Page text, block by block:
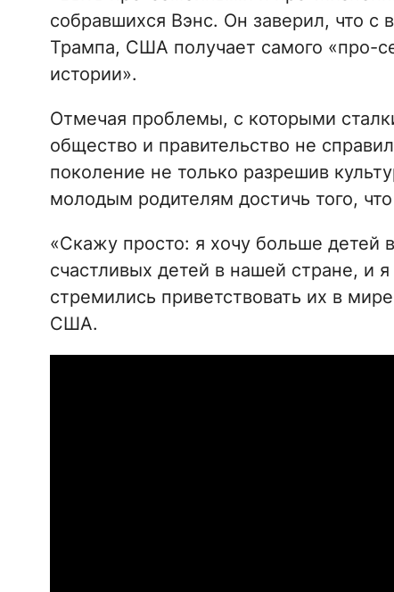
собравшихся Вэнс. Он заверил, что с
Трампа, США получает самого «про-
истории».
Отмечая проблемы, с которыми
общество и правительство не
поколение не только разрешив
молодым родителям достичь того,
«Скажу просто: я хочу больше
счастливых детей в нашей стране,
стремились приветствовать их в
США.